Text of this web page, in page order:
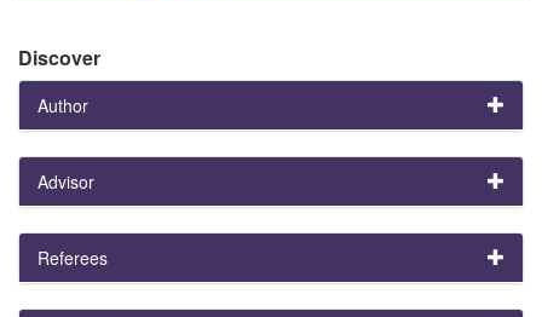
Discover
Author
Advisor
Referees